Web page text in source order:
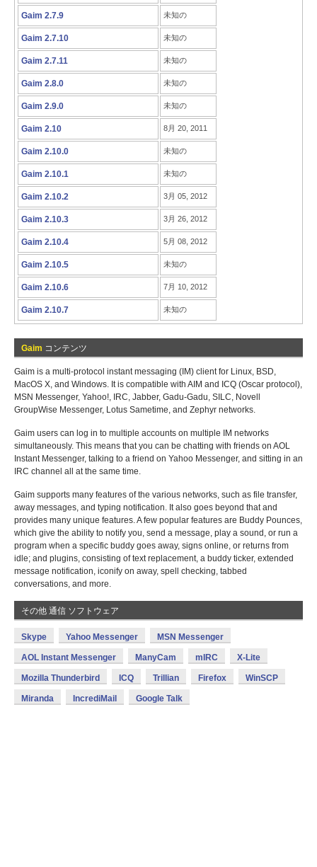
Gaim 2.7.9 未知の
Gaim 2.7.10 未知の
Gaim 2.7.11 未知の
Gaim 2.8.0 未知の
Gaim 2.9.0 未知の
Gaim 2.10 8月 20, 2011
Gaim 2.10.0 未知の
Gaim 2.10.1 未知の
Gaim 2.10.2 3月 05, 2012
Gaim 2.10.3 3月 26, 2012
Gaim 2.10.4 5月 08, 2012
Gaim 2.10.5 未知の
Gaim 2.10.6 7月 10, 2012
Gaim 2.10.7 未知の
Gaim コンテンツ
Gaim is a multi-protocol instant messaging (IM) client for Linux, BSD,
MacOS X, and Windows. It is compatible with AIM and ICQ (Oscar protocol),
MSN Messenger, Yahoo!, IRC, Jabber, Gadu-Gadu, SILC, Novell
GroupWise Messenger, Lotus Sametime, and Zephyr networks.
Gaim users can log in to multiple accounts on multiple IM networks
simultaneously. This means that you can be chatting with friends on AOL
Instant Messenger, talking to a friend on Yahoo Messenger, and sitting in an
IRC channel all at the same time.
Gaim supports many features of the various networks, such as file transfer,
away messages, and typing notification. It also goes beyond that and
provides many unique features. A few popular features are Buddy Pounces,
which give the ability to notify you, send a message, play a sound, or run a
program when a specific buddy goes away, signs online, or returns from
idle; and plugins, consisting of text replacement, a buddy ticker, extended
message notification, iconify on away, spell checking, tabbed
conversations, and more.
その他 通信 ソフトウェア
Skype Yahoo Messenger MSN Messenger
AOL Instant Messenger ManyCam mIRC X-Lite
Mozilla Thunderbird ICQ Trillian Firefox WinSCP
Miranda IncrediMail Google Talk